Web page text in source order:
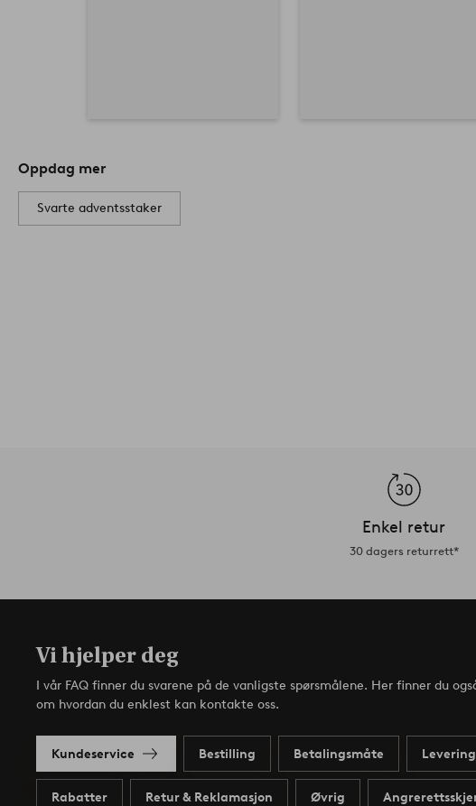
Oppdag mer
Svarte adventsstaker
Enkel retur
30 dagers returrett*
Vi hjelper deg
I vår FAQ finner du svarene på de vanligste spørsmålene. Her finner du
om hvordan du enklest kan kontakte oss.
Kundeservice Bestilling Betalingsmåte Levering
Rabatter Retur & Reklamasjon Øvrig